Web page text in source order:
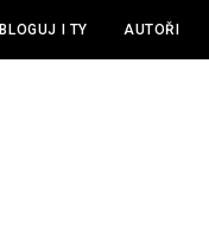
BLOGUJ I TY AUTOŘI